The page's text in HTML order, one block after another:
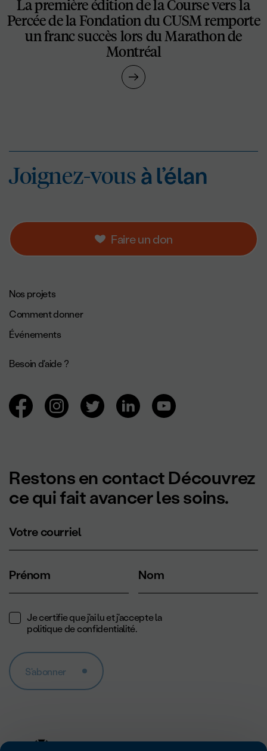
La première édition de la Course vers la
Percée de la Fondation du CUSM remporte
un franc succès lors du Marathon de
Montréal
Faire un don
Joignez-vousà
Joignez-vousà l’élan
Navigation de pied de page.
Nos projets
Comment donner
Événements
Besoin d'aide ?
Navigation des réseaux sociaux.
Restons en contact Découvrez
ce qui fait avancer les soins.
Votre courriel
Prénom Nom
Je certifie que j'ai lu et j'accepte la
politique de confidentialité.
S'abonner